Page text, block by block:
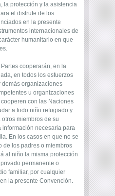
la protección y la asistencia
el disfrute de los
en la presente
internacionales de
humanitario en que
cooperarán, en la
en todos los esfuerzos
organizaciones
u organizaciones
con las Naciones
a todo niño refugiado y
miembros de su
información necesaria para
En los casos en que no se
de los padres o miembros
al niño la misma protección
permanente o
familiar, por cualquier
la presente Convención.